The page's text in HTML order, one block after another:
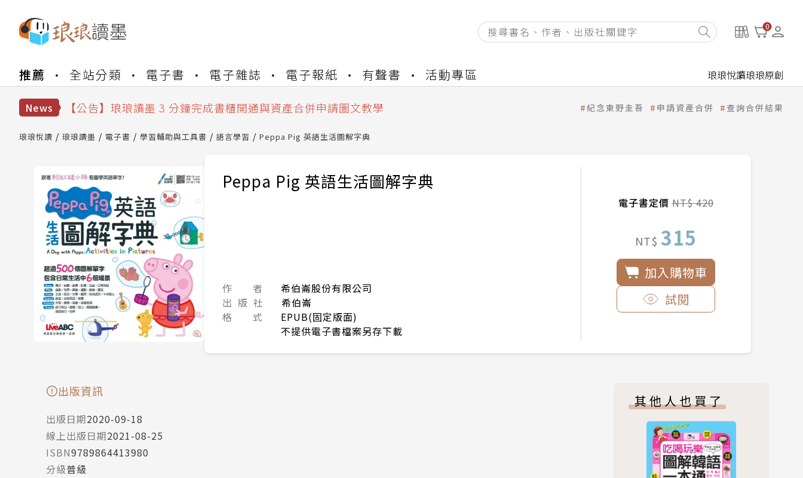
0
推薦 全站分類 電子書 電子雜誌 電子報紙 有聲書 活動專區 琅琅悅讀琅琅原創
News
【公告】琅琅讀墨書櫃開通常見問題
【公告】琅琅書店服務升級重要說明及資產合併結果查詢
紀念東野圭吾 申請資產合併 查詢合併結果
琅琅悅讀 琅琅讀墨 電子書 學習輔助與工具書 語言學習 Peppa Pig 英語生活圖解字典
Peppa Pig 英語生活圖解字典
作 者
希伯崙股份有限公司
出 版 社
希伯崙
格 式
EPUB(固定版面)
不提供電子書檔案另存下載
電子書定價NT$ 420
NT$ 315
加入購物車
試閱
出版資訊
出版日期2020-09-18
線上出版日期2021-08-25
ISBN9789864413980
分級普級
其他人也買了